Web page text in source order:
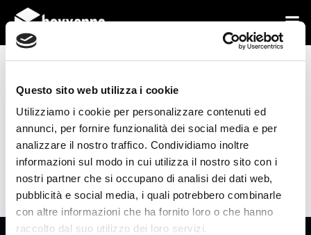
Questo sito web utilizza i cookie
Utilizziamo i cookie per personalizzare contenuti ed
annunci, per fornire funzionalità dei social media e per
analizzare il nostro traffico. Condividiamo inoltre
informazioni sul modo in cui utilizza il nostro sito con i
nostri partner che si occupano di analisi dei dati web,
pubblicità e social media, i quali potrebbero combinarle
con altre informazioni che ha fornito loro o che hanno
raccolto dal suo utilizzo dei loro servizi.
al
HOME SOSTENIBILITÀ AMBIENTALE
[dflip id=”9756″][/dflip]